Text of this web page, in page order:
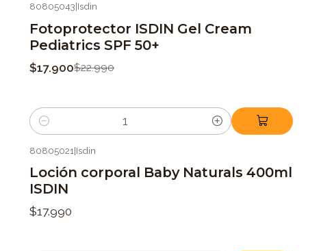
80805043|Isdin
Fotoprotector ISDIN Gel Cream
Pediatrics SPF 50+
$17.900$22.990
Cantidad
80805021|Isdin
Loción corporal Baby Naturals 400ml
ISDIN
$17.990